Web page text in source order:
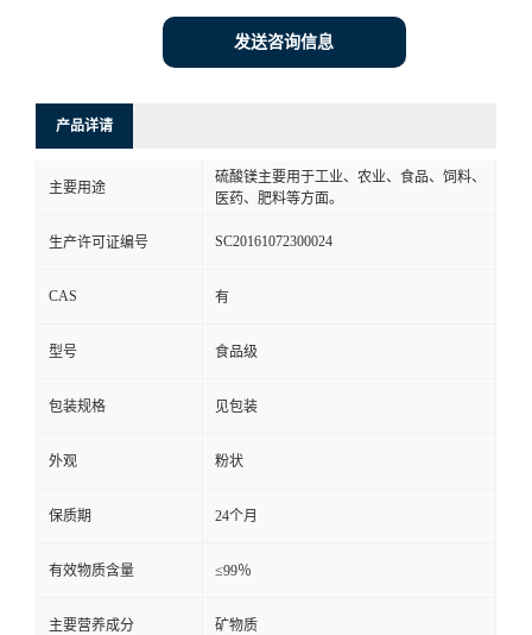
发送咨询信息
产品详请
主要用途
硫酸镁主要用于工业、农业、食品、饲料、
医药、肥料等方面。
生产许可证编号 SC20161072300024
CAS 有
型号 食品级
包装规格 见包装
外观 粉状
保质期 24个月
有效物质含量 ≤99％
主要营养成分 矿物质